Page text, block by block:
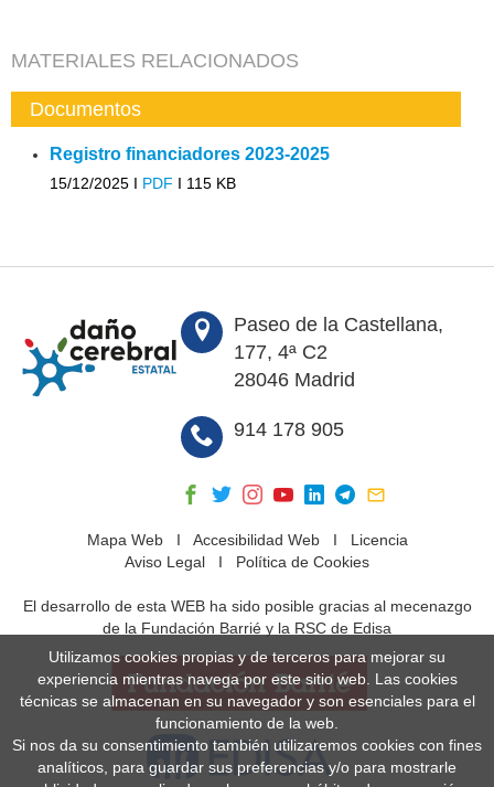
MATERIALES RELACIONADOS
Documentos
Registro financiadores 2023-2025
15/12/2025 I PDF I 115 KB
Paseo de la Castellana,
177, 4ª C2
28046 Madrid
914 178 905
Mapa WebI Accesibilidad WebI Licencia
Aviso Legal I Política de Cookies
El desarrollo de esta WEB ha sido posible gracias al mecenazgo
de la Fundación Barrié y la RSC de Edisa
Utilizamos cookies propias y de terceros para mejorar su
experiencia mientras navega por este sitio web. Las cookies
técnicas se almacenan en su navegador y son esenciales para el
funcionamiento de la web.
Si nos da su consentimiento también utilizaremos cookies con fines
analíticos, para guardar sus preferencias y/o para mostrarle